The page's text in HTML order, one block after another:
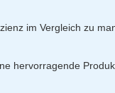
im Vergleich zu
hervorragende